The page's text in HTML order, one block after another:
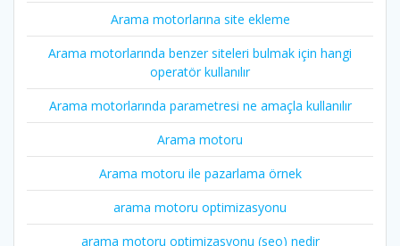
Arama motorlarına site ekleme
Arama motorlarında benzer siteleri bulmak için hangi
operatör kullanılır
Arama motorlarında parametresi ne amaçla kullanılır
Arama motoru
Arama motoru ile pazarlama örnek
arama motoru optimizasyonu
arama motoru optimizasyonu (seo) nedir